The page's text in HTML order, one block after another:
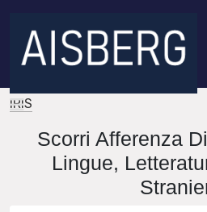
IRIS
Scorri Afferenza
Lingue,